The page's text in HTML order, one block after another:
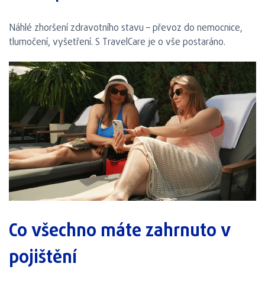
Náhlé zhoršení zdravotního stavu – převoz do nemocnice,
tlumočení, vyšetření. S TravelCare je o vše postaráno.
Co všechno máte zahrnuto v
pojištění